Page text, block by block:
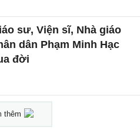
sư, Viện sĩ, Nhà giáo
dân Phạm Minh Hạc
đời
thêm